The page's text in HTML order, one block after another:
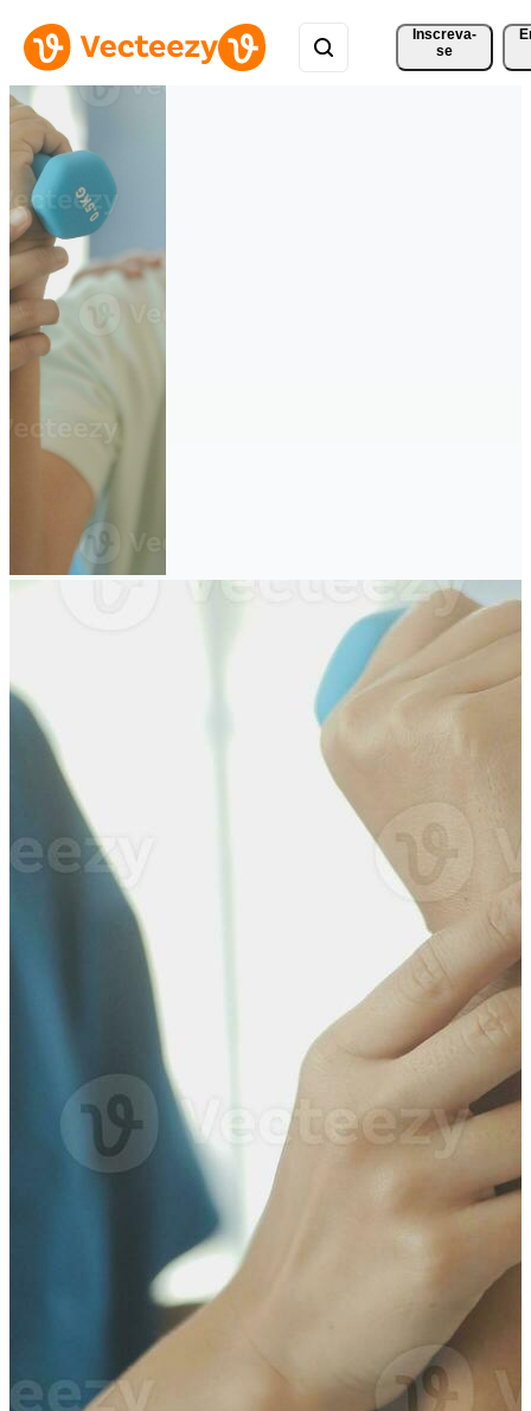
Inscreva-
se